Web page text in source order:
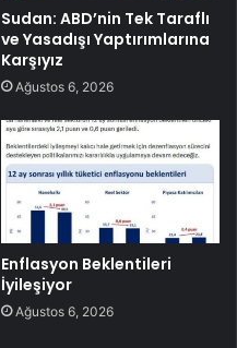
Sudan: ABD’nin Tek Taraflı
ve Yasadışı Yaptırımlarına
Karşıyız
Ağustos 6, 2026
Enflasyon Beklentileri
İyileşiyor
Ağustos 6, 2026